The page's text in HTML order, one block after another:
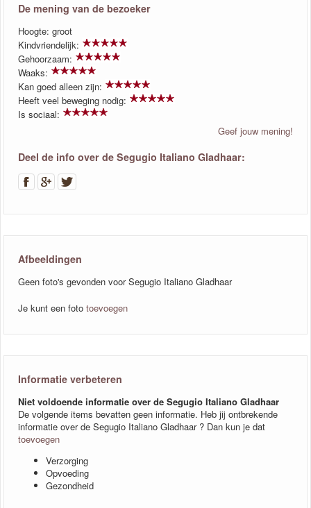
De mening van de bezoeker
Hoogte: groot
Kindvriendelijk:
Gehoorzaam:
Waaks:
Kan goed alleen zijn:
Heeft veel beweging nodig:
Is sociaal:
Geef jouw mening!
Deel de info over de Segugio Italiano Gladhaar:
Afbeeldingen
Geen foto's gevonden voor Segugio Italiano Gladhaar
Je kunt een foto toevoegen
Informatie verbeteren
Niet voldoende informatie over de Segugio Italiano Gladhaar
De volgende items bevatten geen informatie. Heb jij ontbrekende
informatie over de Segugio Italiano Gladhaar ? Dan kun je dat
toevoegen
Verzorging
Opvoeding
Gezondheid